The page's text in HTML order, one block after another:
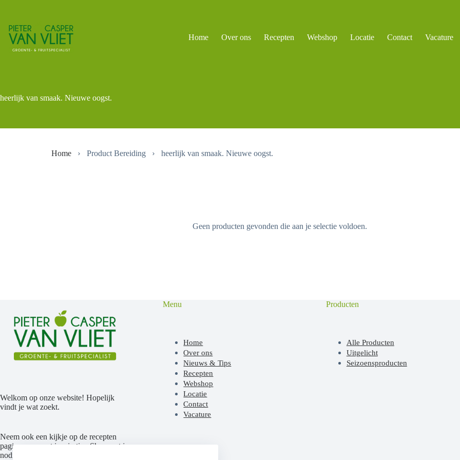
inhoud
Home Over ons Recepten Webshop Locatie Contact Vacature
heerlijk van smaak. Nieuwe oogst.
Home Product Bereiding heerlijk van smaak. Nieuwe oogst.
Geen producten gevonden die aan je selectie voldoen.
Welkom op onze website! Hopelijk
vindt je wat zoekt.
Neem ook een kijkje op de recepten
pagina voor wat inspiratie. Shop wat je
nodig hebt op onze website of kom
Menu
Home
Over ons
Nieuws & Tips
Recepten
Webshop
Locatie
Contact
Vacature
Producten
Alle Producten
Uitgelicht
Seizoensproducten